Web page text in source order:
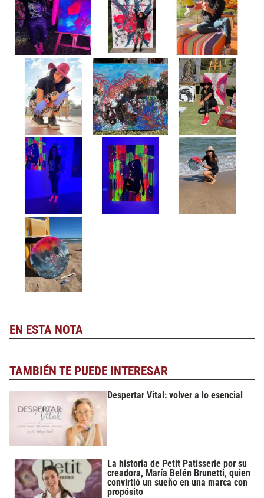
EN ESTA NOTA
TAMBIÉN TE PUEDE INTERESAR
Despertar Vital: volver a lo esencial
La historia de Petit Patisserie por su
creadora, María Belén Brunetti, quien
convirtió un sueño en una marca con
propósito